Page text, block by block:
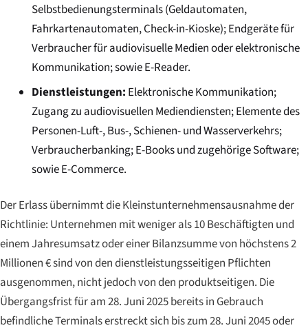
Selbstbedienungsterminals (Geldautomaten,
Fahrkartenautomaten, Check-in-Kioske); Endgeräte für
Verbraucher für audiovisuelle Medien oder elektronische
Kommunikation; sowie E-Reader.
Dienstleistungen: Elektronische Kommunikation;
Zugang zu audiovisuellen Mediendiensten; Elemente des
Personen-Luft-, Bus-, Schienen- und Wasserverkehrs;
Verbraucherbanking; E-Books und zugehörige Software;
sowie E-Commerce.
Der Erlass übernimmt die Kleinstunternehmensausnahme der
Richtlinie: Unternehmen mit weniger als 10 Beschäftigten und
einem Jahresumsatz oder einer Bilanzsumme von höchstens 2
Millionen € sind von den dienstleistungsseitigen Pflichten
ausgenommen, nicht jedoch von den produktseitigen. Die
Übergangsfrist für am 28. Juni 2025 bereits in Gebrauch
befindliche Terminals erstreckt sich bis zum 28. Juni 2045 oder